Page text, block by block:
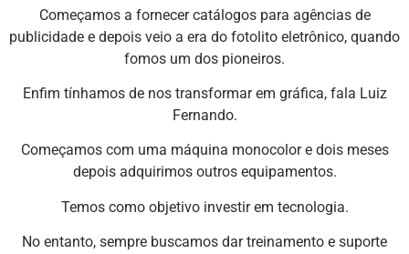
Começamos a fornecer catálogos para agências de
publicidade e depois veio a era do fotolito eletrônico, quando
fomos um dos pioneiros.
Enfim tínhamos de nos transformar em gráfica, fala Luiz
Fernando.
Começamos com uma máquina monocolor e dois meses
depois adquirimos outros equipamentos.
Temos como objetivo investir em tecnologia.
No entanto, sempre buscamos dar treinamento e suporte